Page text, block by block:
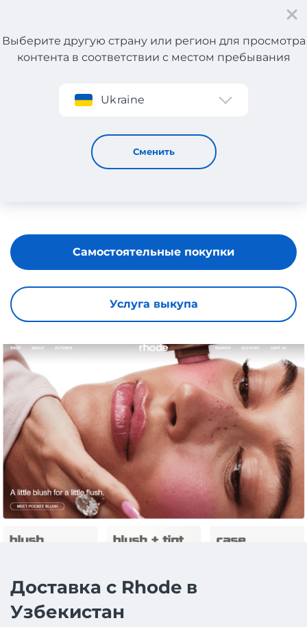
Регистрация
Выберите другую страну или регион для просмотра
контента в соответствии с местом пребывания
Ukraine
Сменить
Rhode
Услуга выкупа
Самостоятельные покупки
Доставка с Rhode в
Узбекистан